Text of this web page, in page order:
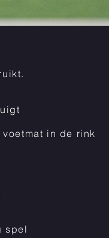
in de rink
spel